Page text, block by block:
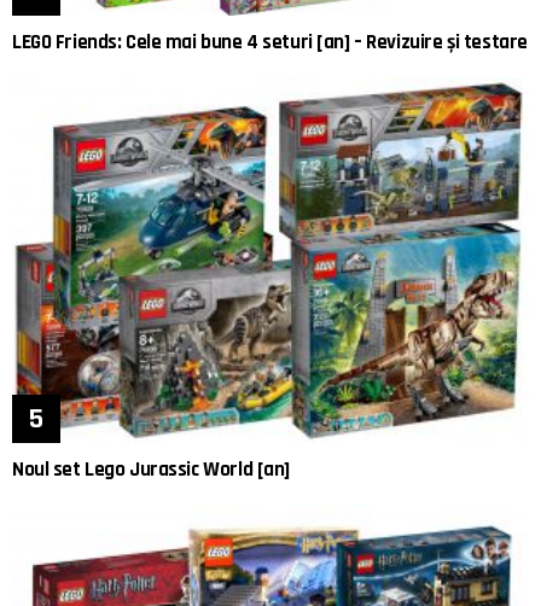
LEGO Friends: Cele mai bune 4 seturi [an] – Revizuire și testare
Noul set Lego Jurassic World [an]